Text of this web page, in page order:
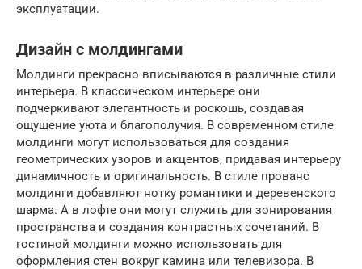
эксплуатации.
Дизайн с молдингами
Молдинги прекрасно вписываются в различные стили
интерьера. В классическом интерьере они
подчеркивают элегантность и роскошь, создавая
ощущение уюта и благополучия. В современном стиле
молдинги могут использоваться для создания
геометрических узоров и акцентов, придавая интерьеру
динамичность и оригинальность. В стиле прованс
молдинги добавляют нотку романтики и деревенского
шарма. А в лофте они могут служить для зонирования
пространства и создания контрастных сочетаний. В
гостиной молдинги можно использовать для
оформления стен вокруг камина или телевизора. В